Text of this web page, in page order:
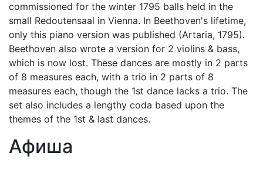
commissioned for the winter 1795 balls held in the
small Redoutensaal in Vienna. In Beethoven's lifetime,
only this piano version was published (Artaria, 1795).
Beethoven also wrote a version for 2 violins & bass,
which is now lost. These dances are mostly in 2 parts
of 8 measures each, with a trio in 2 parts of 8
measures each, though the 1st dance lacks a trio. The
set also includes a lengthy coda based upon the
themes of the 1st & last dances.
Афиша